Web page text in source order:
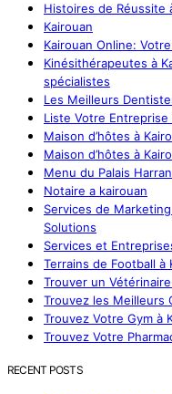
Histoires de Réussite
Kairouan
Kairouan Online:
Kinésithérapeutes à
spécialistes
Les Meilleurs
Liste Votre Entreprise
Maison d’hôtes à
Maison d’hôtes à
Menu du Palais
Notaire a kairouan
Services de
Solutions
Services et
Terrains de Football à
Trouver un
Trouvez les Meilleurs
Trouvez Votre Gym à
Trouvez Votre
RECENT POSTS